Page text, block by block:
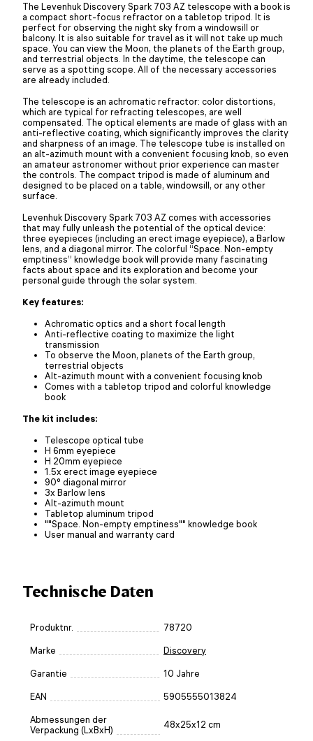
The Levenhuk Discovery Spark 703 AZ telescope with a book is
a compact short-focus refractor on a tabletop tripod. It is
perfect for observing the night sky from a windowsill or
balcony. It is also suitable for travel as it will not take up much
space. You can view the Moon, the planets of the Earth group,
and terrestrial objects. In the daytime, the telescope can
serve as a spotting scope. All of the necessary accessories
are already included.
The telescope is an achromatic refractor: color distortions,
which are typical for refracting telescopes, are well
compensated. The optical elements are made of glass with an
anti-reflective coating, which significantly improves the clarity
and sharpness of an image. The telescope tube is installed on
an alt-azimuth mount with a convenient focusing knob, so even
an amateur astronomer without prior experience can master
the controls. The compact tripod is made of aluminum and
designed to be placed on a table, windowsill, or any other
surface.
Levenhuk Discovery Spark 703 AZ comes with accessories
that may fully unleash the potential of the optical device:
three eyepieces (including an erect image eyepiece), a Barlow
lens, and a diagonal mirror. The colorful “Space. Non-empty
emptiness” knowledge book will provide many fascinating
facts about space and its exploration and become your
personal guide through the solar system.
Key features:
Achromatic optics and a short focal length
Anti-reflective coating to maximize the light
transmission
To observe the Moon, planets of the Earth group,
terrestrial objects
Alt-azimuth mount with a convenient focusing knob
Comes with a tabletop tripod and colorful knowledge
book
The kit includes:
Telescope optical tube
H 6mm eyepiece
H 20mm eyepiece
1.5x erect image eyepiece
90° diagonal mirror
3x Barlow lens
Alt-azimuth mount
Tabletop aluminum tripod
""Space. Non-empty emptiness"" knowledge book
User manual and warranty card
Technische Daten
Produktnr. 78720
Marke Discovery
Garantie 10 Jahre
EAN 5905555013824
Abmessungen der
Verpackung (LxBxH)
48x25x12 cm